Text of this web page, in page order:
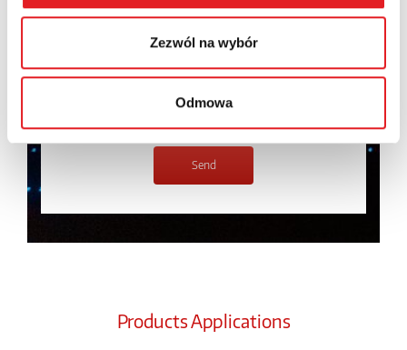
Zezwól na wybór
Odmowa
Products Applications